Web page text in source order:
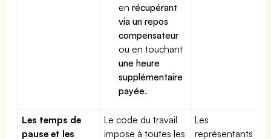
enrécupérant
via un repos
compensateur
ou en touchant
une heure
supplémentaire
payée.
Les temps de
pause et les
Le code du travail
impose à toutes les
Les
représentants